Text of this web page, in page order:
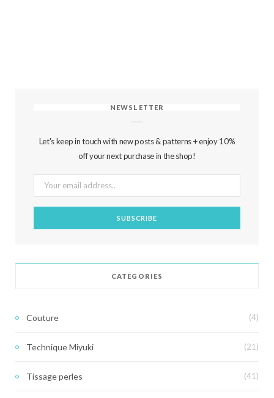
NEWSLETTER
Let's keep in touch with new posts & patterns + enjoy 10%
off your next purchase in the shop!
CATÉGORIES
Couture (4)
Technique Miyuki (21)
Tissage perles (41)